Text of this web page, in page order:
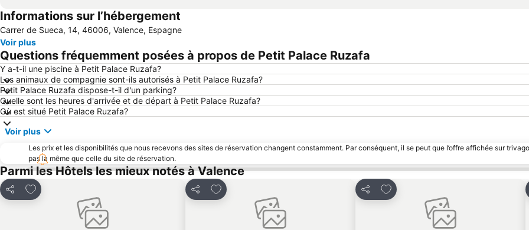
Informations sur l’hébergement
Carrer de Sueca, 14, 46006, Valence, Espagne
Voir plus
Questions fréquemment posées à propos de Petit Palace Ruzafa
Y a-t-il une piscine à Petit Palace Ruzafa?
Les animaux de compagnie sont-ils autorisés à Petit Palace Ruzafa?
Petit Palace Ruzafa dispose-t-il d'un parking?
Quelle sont les heures d'arrivée et de départ à Petit Palace Ruzafa?
Où est situé Petit Palace Ruzafa?
Voir plus
Les prix et les disponibilités que nous recevons des sites de réservation changent constamment. Par conséquent, il se peut que l’offre affichée sur
pas la même que celle du site de réservation.
Parmi les Hôtels les mieux notés à Valence
Partager
Ajouter à mes favoris
Partager
Ajouter à mes favoris
Partager
Ajouter à mes favoris